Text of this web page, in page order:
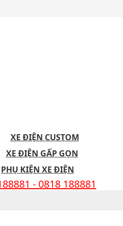
XE ĐIỆN CUSTOM
XE ĐIỆN GẤP GỌN
PHỤ KIỆN XE ĐIỆN
- 0818 188881